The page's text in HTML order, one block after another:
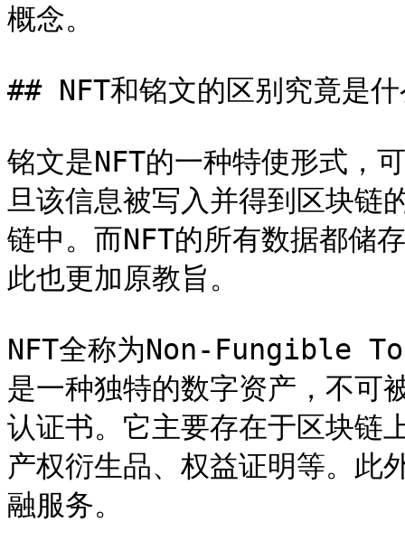
概念。
## NFT和铭文的区别究竟是
铭文是NFT的一种特使形式，
旦该信息被写入并得到区块链
链中。而NFT的所有数据都储
此也更加原教旨。
NFT全称为Non-Fungible
是一种独特的数字资产，不可
认证书。它主要存在于区块链
产权衍生品、权益证明等。此
融服务。